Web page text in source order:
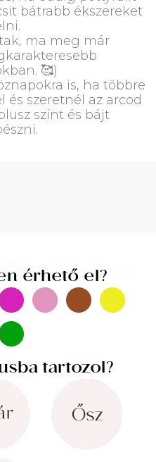
bátrabb ékszereket
ma meg már
🥰)
is, ha többre
szeretnél az arcod
színt és bájt
érhető el?
el?
Rózsaszín Rozsda (2)Sárga
(2)
tartozol?